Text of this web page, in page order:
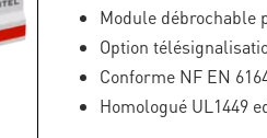
Module débrochable
Option
Conforme NF EN
Homologué UL1449